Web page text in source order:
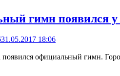
гимн появился у
31.05.2017 18:06
официальный гимн.